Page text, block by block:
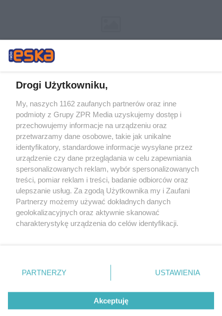
Żaden utwór zamieszczony w serwisie nie może być powielany i
rozpowszechniany lub dalej rozpowszechniany w jakikolwiek sposób (w
tym także elektroniczny lub mechaniczny) na jakimkolwiek polu
eksploatacji w jakiejkolwiek formie, włącznie z umieszczaniem w
Internecie bez pisemnej zgody właściciela praw. Jakiekolwiek użycie lub
wykorzystanie utworów w całości lub w części z naruszeniem prawa,
tzn. bez właściwej zgody, jest zabronione pod groźbą kary i może być
ścigane prawnie.
© 2026 Grupa ZPR Media
Drogi Użytkowniku,
My, naszych 1162 zaufanych partnerów oraz inne
podmioty z Grupy ZPR Media uzyskujemy dostęp i
przechowujemy informacje na urządzeniu oraz
przetwarzamy dane osobowe, takie jak unikalne
identyfikatory, standardowe informacje wysyłane przez
urządzenie czy dane przeglądania w celu zapewniania
spersonalizowanych reklam, wybór spersonalizowanych
treści, pomiar reklam i treści, badanie odbiorców oraz
ulepszanie usług. Za zgodą Użytkownika my i Zaufani
Partnerzy możemy używać dokładnych danych
geolokalizacyjnych oraz aktywnie skanować
charakterystykę urządzenia do celów identyfikacji.
zmienić/wycofać klikając przycisk ustawień prywatności
znajdujący się w lewym dolnym rogu strony
rodzaje przetwarzania danych nie wymagają zgody
użytkownika, ale masz prawo sprzeciwić się takiemu
przetwarzaniu. Preferencje będą miały zastosowanie tylko
PARTNERZY USTAWIENIA
Akceptuję